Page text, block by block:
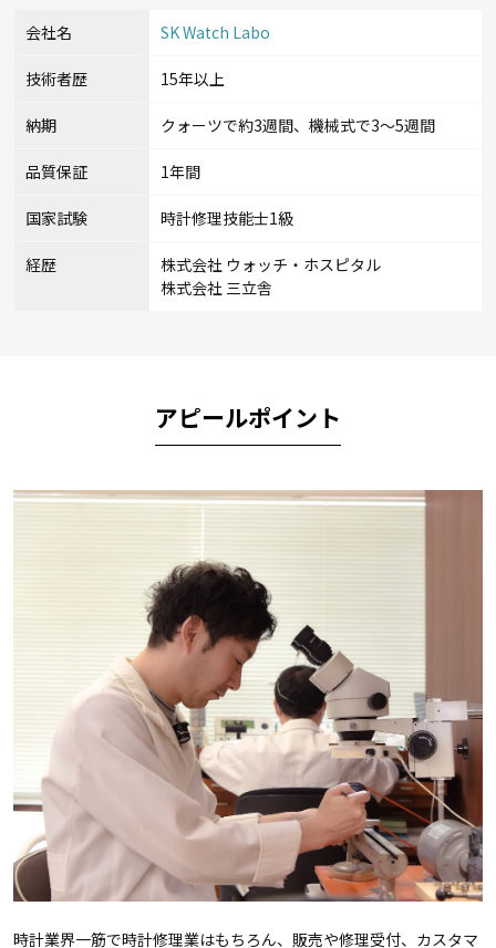
会社名 SK Watch Labo
技術者歴 15年以上
納期 クォーツで約3週間、機械式で3～5週間
品質保証 1年間
国家試験 時計修理技能士1級
経歴
株式会社 ウォッチ・ホスピタル
株式会社 三立舎
アピールポイント
時計業界一筋で時計修理業はもちろん、販売や修理受付、カスタマ